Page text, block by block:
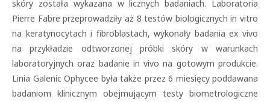
skóry została wykazana w licznych badaniach. Laboratoria
Pierre Fabre przeprowadziły aż 8 testów biologicznych in vitro
na keratynocytach i fibroblastach, wykonały badania ex vivo
na przykładzie odtworzonej próbki skóry w warunkach
laboratoryjnych oraz badanie in vivo na gotowym produkcie.
Linia Galenic Ophycee była także przez 6 miesięcy poddawana
badaniom klinicznym obejmującym testy biometrologiczne